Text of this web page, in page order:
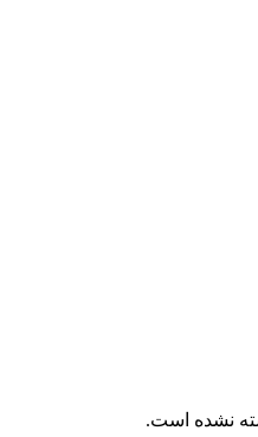
نشده است.